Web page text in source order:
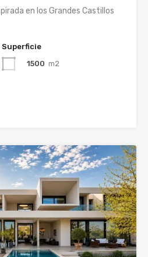
en los Grandes Castillos
Superficie
1500 m2